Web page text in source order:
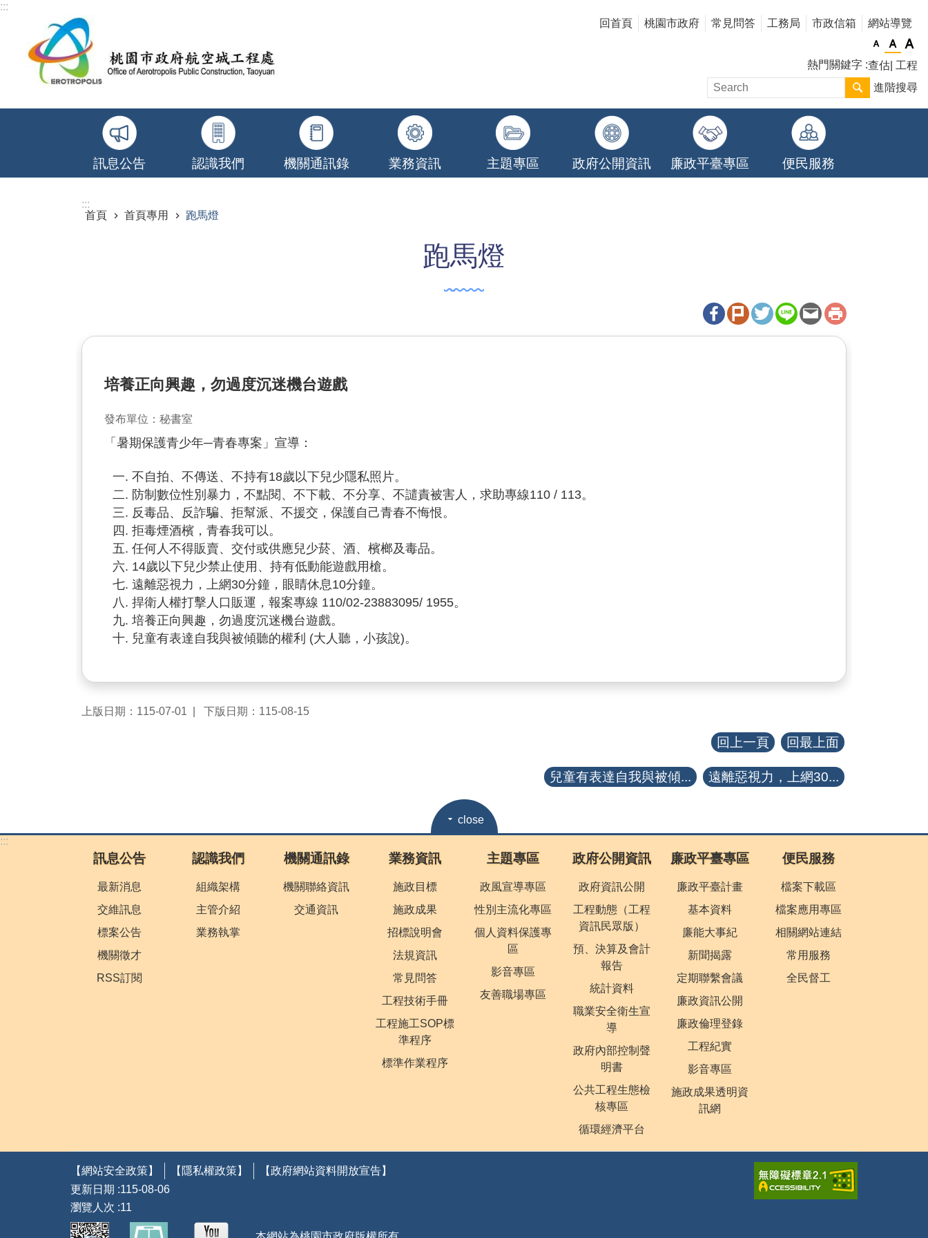
跳到主要內容區塊
:::
回首頁
桃園市政府 常見問答 工務局 市政信箱 網站導覽
熱門關鍵字 查估 工程
進階搜尋
訊息公告 認識我們 機關通訊錄 業務資訊 主題專區 政府公開資訊 廉政平臺專區 便民服務
:::
首頁
首頁專用 跑馬燈
跑馬燈
培養正向興趣，勿過度沉迷機台遊戲
發布單位：秘書室
「暑期保護青少年─青春專案」宣導：
不自拍、不傳送、不持有18歲以下兒少隱私照片。
防制數位性別暴力，不點閱、不下載、不分享、不譴責被害人，求助專線110 / 113。
反毒品、反詐騙、拒幫派、不援交，保護自己青春不悔恨。
拒毒煙酒檳，青春我可以。
任何人不得販賣、交付或供應兒少菸、酒、檳榔及毒品。
14歲以下兒少禁止使用、持有低動能遊戲用槍。
遠離惡視力，上網30分鐘，眼睛休息10分鐘。
捍衛人權打擊人口販運，報案專線 110/02-23883095/ 1955。
培養正向興趣，勿過度沉迷機台遊戲。
兒童有表達自我與被傾聽的權利 (大人聽，小孩說)。
上版日期：115-07-01 下版日期：115-08-15
回上一頁 回最上面
兒童有表達自我與被傾... 遠離惡視力，上網30...
close
:::
訊息公告
最新消息
交維訊息
標案公告
機關徵才
RSS訂閱
認識我們
組織架構
主管介紹
業務執掌
機關通訊錄
機關聯絡資訊
交通資訊
業務資訊
施政目標
施政成果
招標說明會
法規資訊
常見問答
工程技術手冊
工程施工SOP標
準程序
標準作業程序
主題專區
政風宣導專區
性別主流化專區
個人資料保護專
區
影音專區
友善職場專區
政府公開資訊
政府資訊公開
工程動態（工程
資訊民眾版）
預、決算及會計
報告
統計資料
職業安全衛生宣
導
政府內部控制聲
明書
公共工程生態檢
核專區
循環經濟平台
廉政平臺專區
廉政平臺計畫
基本資料
廉能大事紀
新聞揭露
定期聯繫會議
廉政資訊公開
廉政倫理登錄
工程紀實
影音專區
施政成果透明資
訊網
便民服務
檔案下載區
檔案應用專區
相關網站連結
常用服務
全民督工
【網站安全政策】 【隱私權政策】
【政府網站資料開放宣告】
更新日期
115-08-06
瀏覽人次 11